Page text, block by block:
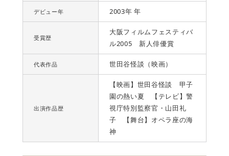
デビュー年 2003年 年
受賞歴
大阪フィルムフェスティバ
ル2005 新人俳優賞
代表作品 世田谷怪談（映画）
出演作品歴
【映画】世田谷怪談 甲子
園の熱い夏 【テレビ】警
視庁特別監察官・山田礼
子 【舞台】オペラ座の海
神